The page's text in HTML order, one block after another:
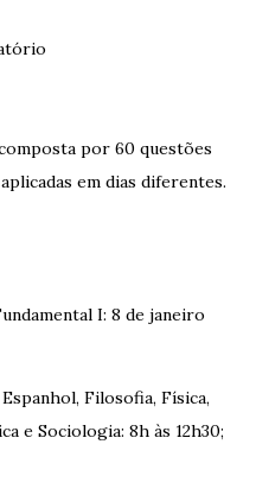
por 60 questões
em dias diferentes.
I: 8 de janeiro
Filosofia, Física,
e Sociologia: 8h às 12h30;